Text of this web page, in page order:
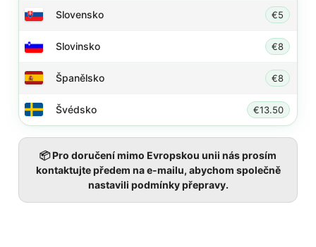
Slovensko €5
Slovinsko €8
Španělsko €8
Švédsko €13.50
📦 Pro doručení mimo Evropskou unii nás prosím
kontaktujte předem na e-mailu, abychom společně
nastavili podmínky přepravy.